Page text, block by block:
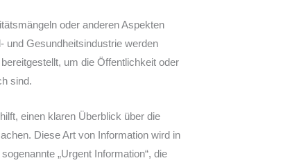
oder anderen Aspekten
und Gesundheitsindustrie werden
um die Öffentlichkeit oder
sind.
einen klaren Überblick über die
Diese Art von Information wird in
„Urgent Information“, die